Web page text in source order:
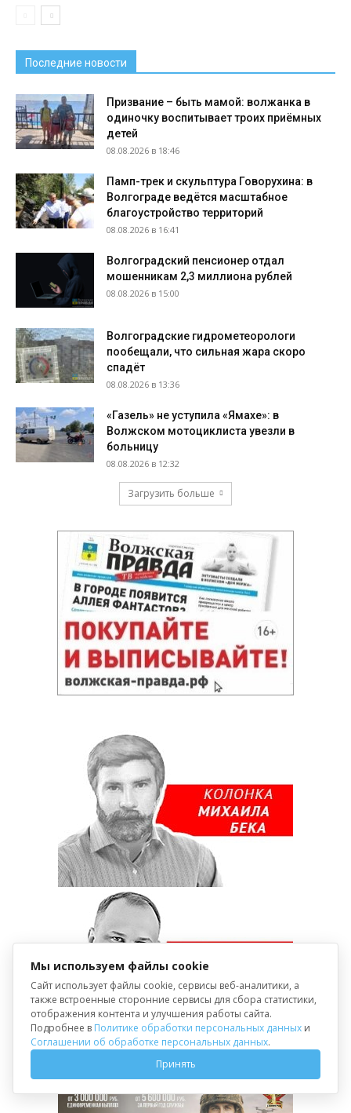
Последние новости
Призвание – быть мамой: волжанка в
одиночку воспитывает троих приёмных
детей
08.08.2026 в 18:46
Памп-трек и скульптура Говорухина: в
Волгограде ведётся масштабное
благоустройство территорий
08.08.2026 в 16:41
Волгоградский пенсионер отдал
мошенникам 2,3 миллиона рублей
08.08.2026 в 15:00
Волгоградские гидрометеорологи
пообещали, что сильная жара скоро
спадёт
08.08.2026 в 13:36
«Газель» не уступила «Ямахе»: в
Волжском мотоциклиста увезли в
больницу
08.08.2026 в 12:32
Загрузить больше
Мы используем файлы cookie
Сайт использует файлы cookie, сервисы веб-аналитики, а
также встроенные сторонние сервисы для сбора статистики,
отображения контента и улучшения работы сайта.
Подробнее в Политике обработки персональных данных и
Соглашении об обработке персональных данных.
Принять